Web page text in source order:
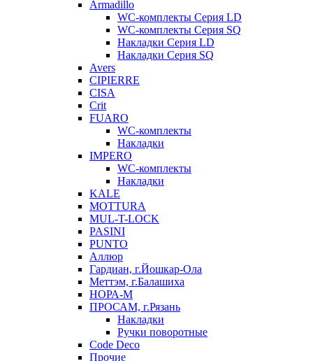
Armadillo
WC-комплекты Серия LD
WC-комплекты Серия SQ
Накладки Серия LD
Накладки Серия SQ
Avers
CIPIERRE
CISA
Crit
FUARO
WC-комплекты
Накладки
IMPERO
WC-комплекты
Накладки
KALE
MOTTURA
MUL-T-LOCK
PASINI
PUNTO
Аллюр
Гардиан, г.Йошкар-Ола
Меттэм, г.Балашиха
НОРА-М
ПРОСАМ, г.Рязань
Накладки
Ручки поворотные
Code Deco
Прочие